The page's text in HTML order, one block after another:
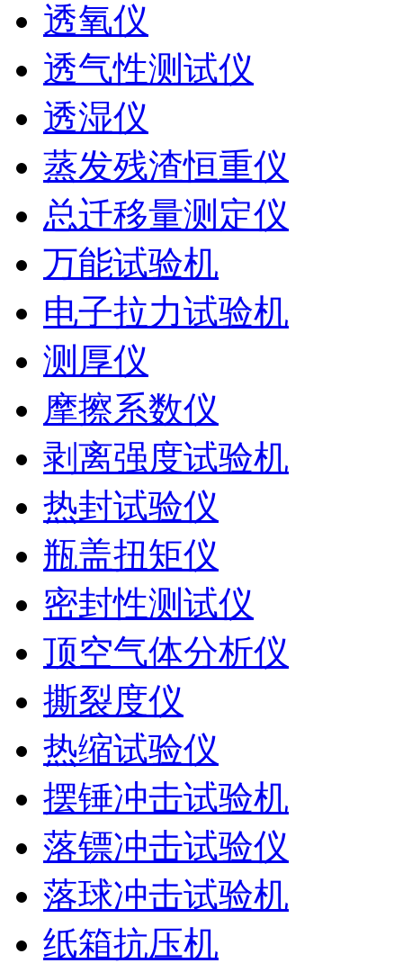
透氧仪
透气性测试仪
透湿仪
蒸发残渣恒重仪
总迁移量测定仪
万能试验机
电子拉力试验机
测厚仪
摩擦系数仪
剥离强度试验机
热封试验仪
瓶盖扭矩仪
密封性测试仪
顶空气体分析仪
撕裂度仪
热缩试验仪
摆锤冲击试验机
落镖冲击试验仪
落球冲击试验机
纸箱抗压机